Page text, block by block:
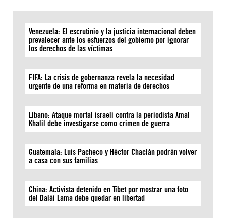
Venezuela: El escrutinio y la justicia internacional deben
prevalecer ante los esfuerzos del gobierno por ignorar
los derechos de las víctimas
FIFA: La crisis de gobernanza revela la necesidad
urgente de una reforma en materia de derechos
Líbano: Ataque mortal israelí contra la periodista Amal
Khalil debe investigarse como crimen de guerra
Guatemala: Luis Pacheco y Héctor Chaclán podrán volver
a casa con sus familias
China: Activista detenido en Tíbet por mostrar una foto
del Dalái Lama debe quedar en libertad